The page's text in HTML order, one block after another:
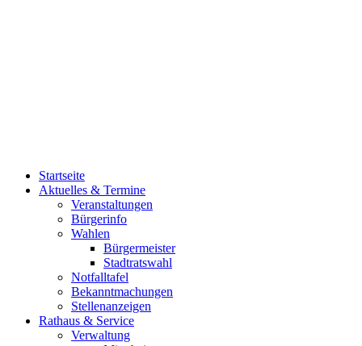
Startseite
Aktuelles & Termine
Veranstaltungen
Bürgerinfo
Wahlen
Bürgermeister
Stadtratswahl
Notfalltafel
Bekanntmachungen
Stellenanzeigen
Rathaus & Service
Verwaltung